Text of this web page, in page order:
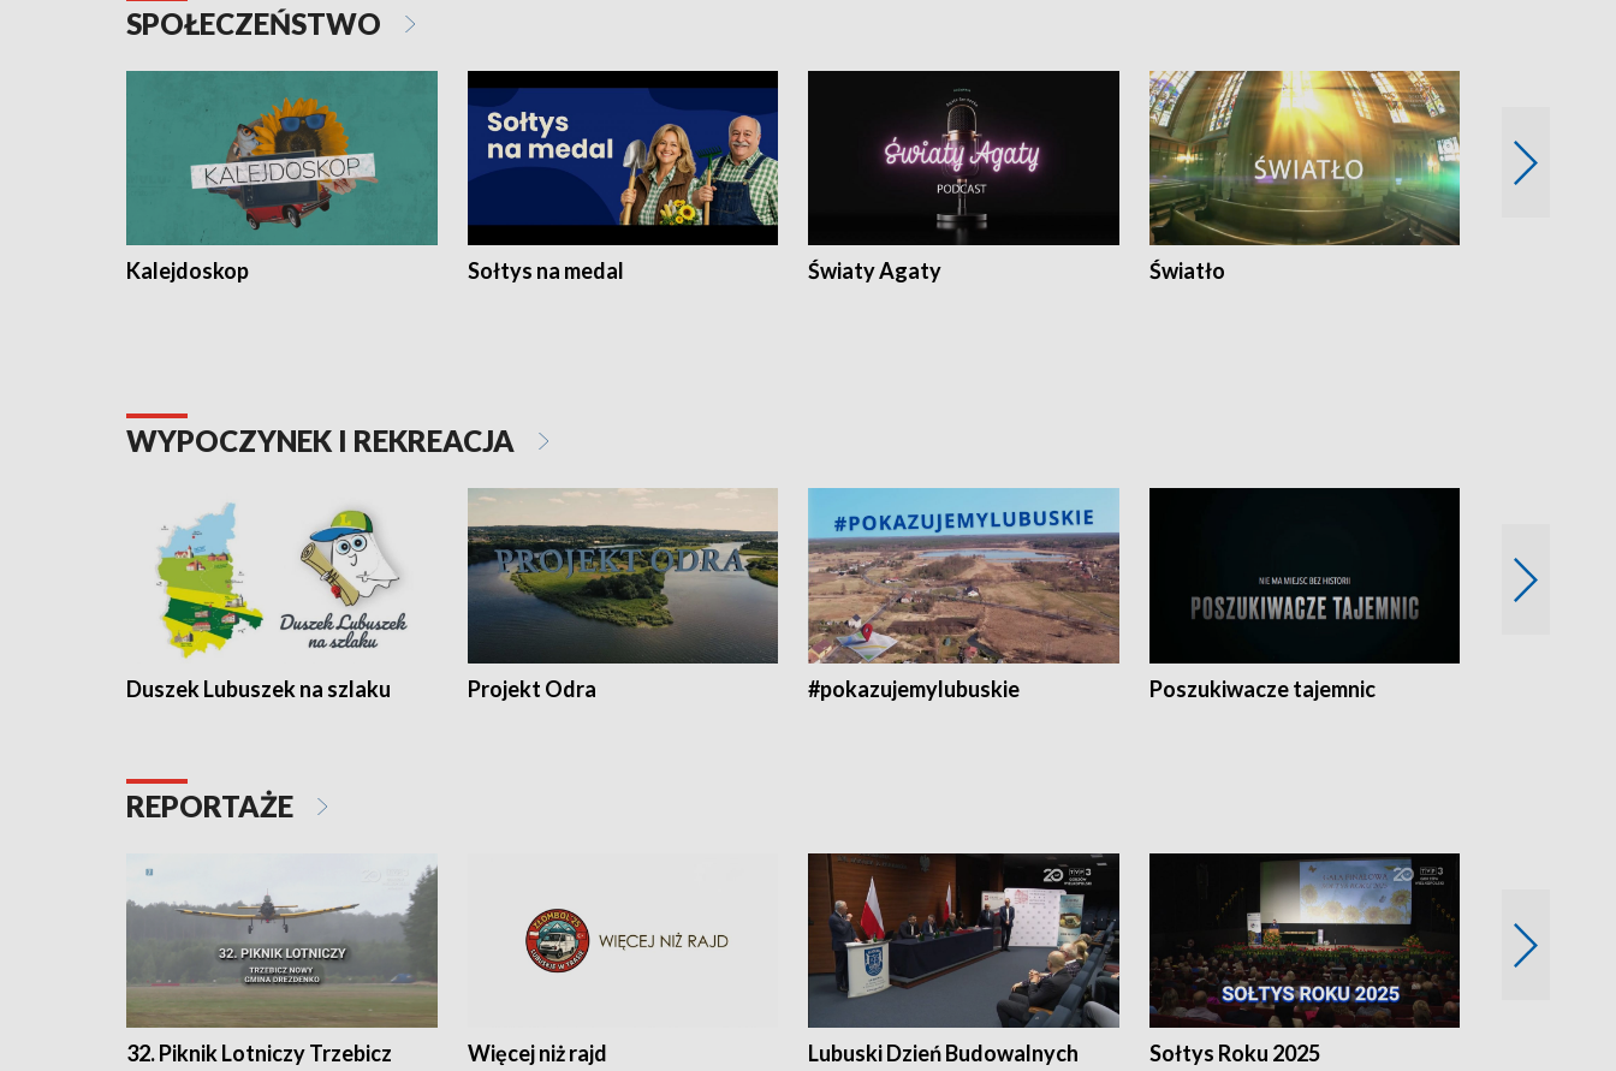
SPOŁECZEŃSTWO
Kalejdoskop Sołtys na medal Światy Agaty Światło
WYPOCZYNEK I REKREACJA
Duszek Lubuszek na szlaku Projekt Odra #pokazujemylubuskie Poszukiwacze tajemnic
REPORTAŻE
32. Piknik Lotniczy Trzebicz
Więcej niż rajd Lubuski Dzień Budowalnych Sołtys Roku 2025